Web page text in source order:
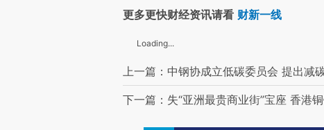
更多更快财经资讯请看 财新一线
Loading...
上一篇：中钢协成立低碳委员会 提出减
下一篇：失“亚洲最贵商业街”宝座 香港